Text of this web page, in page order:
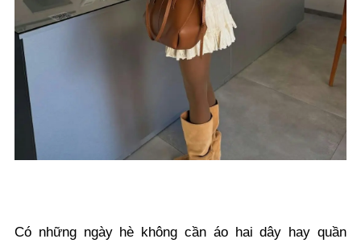
Có những ngày hè không cần áo hai dây hay quần